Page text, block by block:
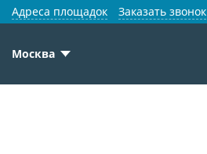
Адреса площадок Заказать звонок
Москва